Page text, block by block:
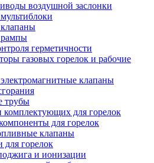
воздушной заслонки
рампы
герметичности
газовых горелок и рабочие
клапаны
трубы
комплектующих для горелок
для горелок
клапаны
для горелок
и ионизации